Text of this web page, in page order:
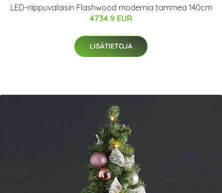
LED-riippuvalaisin Flashwood modernia tammea 140cm
4734.9 EUR
LISÄTIETOJA